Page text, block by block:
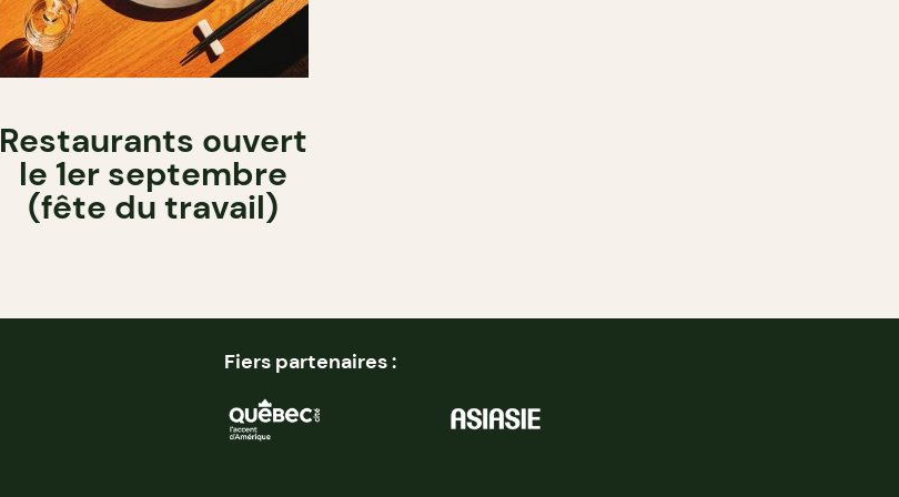
Restaurants ouvert
le 1er septembre
(fête du travail)
Fiers partenaires :